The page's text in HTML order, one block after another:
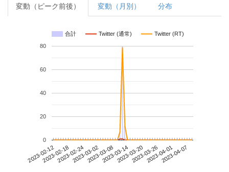
変動（ピーク前後） 変動（月別） 分布
合計 Twitter (通常) Twitter (RT)
2023-02-122023-02-182023-02-242023-03-022023-03-082023-03-142023-03-202023-03-262023-04-012023-04-07
0
20
40
60
80